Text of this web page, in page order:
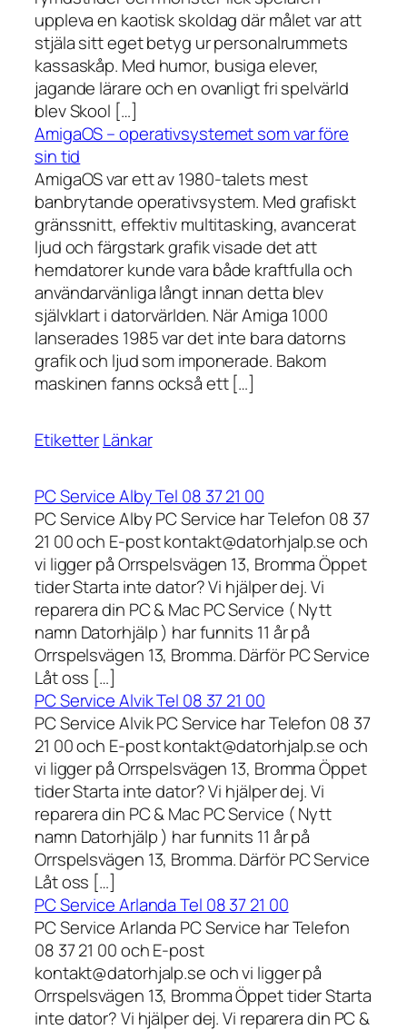
uppleva en kaotisk skoldag där målet var att
stjäla sitt eget betyg ur personalrummets
kassaskåp. Med humor, busiga elever,
jagande lärare och en ovanligt fri spelvärld
blev Skool […]
AmigaOS – operativsystemet som var före
sin tid
AmigaOS var ett av 1980-talets mest
banbrytande operativsystem. Med grafiskt
gränssnitt, effektiv multitasking, avancerat
ljud och färgstark grafik visade det att
hemdatorer kunde vara både kraftfulla och
användarvänliga långt innan detta blev
självklart i datorvärlden. När Amiga 1000
lanserades 1985 var det inte bara datorns
grafik och ljud som imponerade. Bakom
maskinen fanns också ett […]
EtiketterLänkar
PC Service Alby Tel 08 37 21 00
PC Service Alby PC Service har Telefon 08 37
21 00 och E-post kontakt@datorhjalp.se och
vi ligger på Orrspelsvägen 13, Bromma Öppet
tider Starta inte dator? Vi hjälper dej. Vi
reparera din PC & Mac PC Service ( Nytt
namn Datorhjälp ) har funnits 11 år på
Orrspelsvägen 13, Bromma. Därför PC Service
Låt oss […]
PC Service Alvik Tel 08 37 21 00
PC Service Alvik PC Service har Telefon 08 37
21 00 och E-post kontakt@datorhjalp.se och
vi ligger på Orrspelsvägen 13, Bromma Öppet
tider Starta inte dator? Vi hjälper dej. Vi
reparera din PC & Mac PC Service ( Nytt
namn Datorhjälp ) har funnits 11 år på
Orrspelsvägen 13, Bromma. Därför PC Service
Låt oss […]
PC Service Arlanda Tel 08 37 21 00
PC Service Arlanda PC Service har Telefon
08 37 21 00 och E-post
kontakt@datorhjalp.se och vi ligger på
Orrspelsvägen 13, Bromma Öppet tider Starta
inte dator? Vi hjälper dej. Vi reparera din PC &